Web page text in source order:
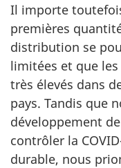
Il importe
premières
distribution se
limitées et que
très élevés dans
pays. Tandis que
développement de
contrôler la
durable, nous